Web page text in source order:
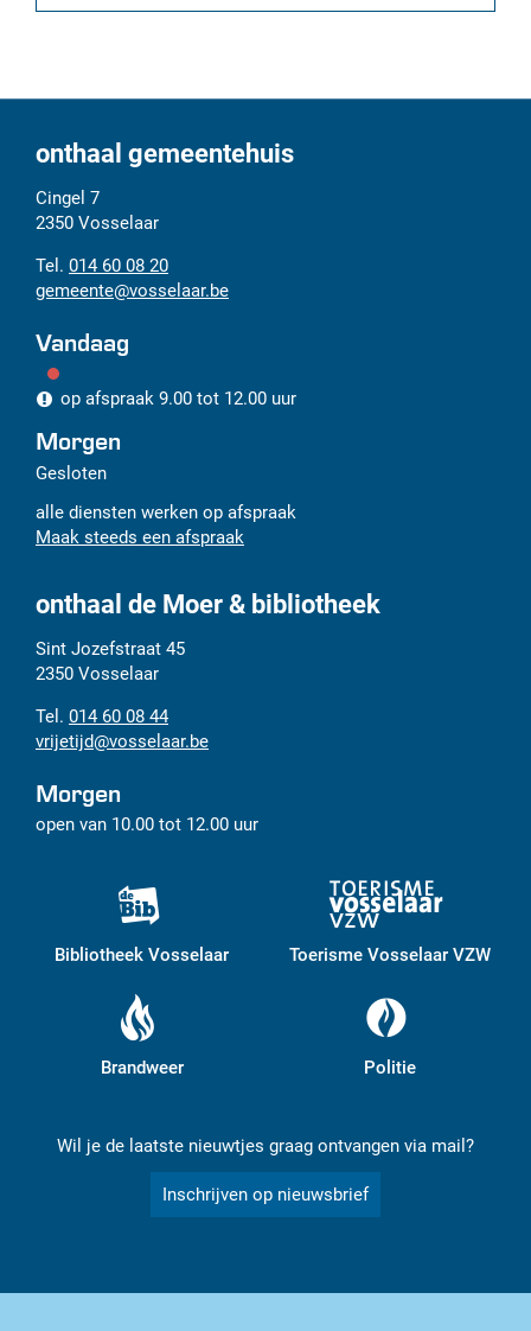
onthaal gemeentehuis
Adres
Cingel 7
2350 Vosselaar
Tel.
014 60 08 20
E-
mail
gemeente@vosselaar.be
Vandaag
op afspraak 9.00 tot 12.00 uur
Morgen
Gesloten
alle diensten werken op afspraak
Maak steeds een afspraak
onthaal de Moer & bibliotheek
Adres
Sint Jozefstraat 45
2350 Vosselaar
Tel.
014 60 08 44
E-
mail
vrijetijd@vosselaar.be
Morgen
open van 10.00 tot 12.00 uur
Bibliotheek Vosselaar Toerisme Vosselaar VZW
Brandweer Politie
Wil je de laatste nieuwtjes graag ontvangen via mail?
Inschrijven op nieuwsbrief